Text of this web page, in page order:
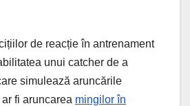
de reacție în antrenament
unui catcher de a
simulează aruncările
fi aruncarea mingilor în